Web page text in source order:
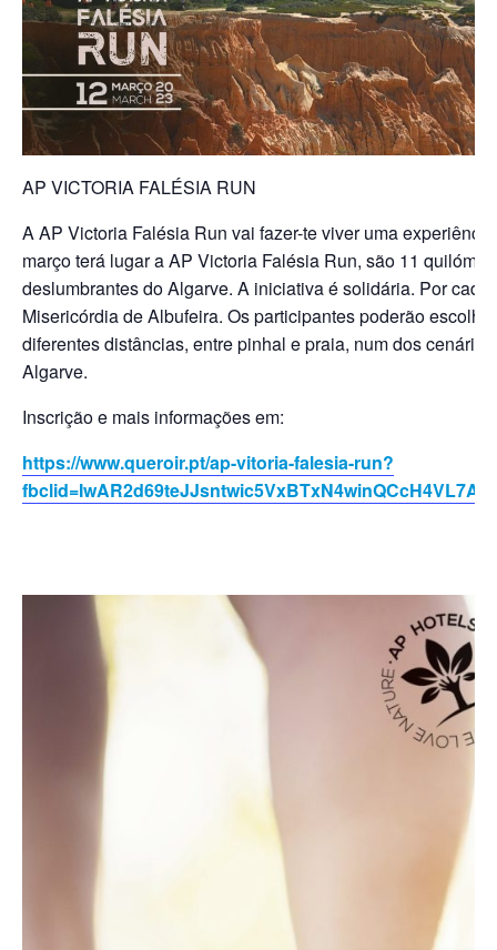
AP VICTORIA FALÉSIA RUN
A AP Victoria Falésia Run vai fazer-te viver uma
março terá lugar a AP Victoria Falésia Run, são 11
deslumbrantes do Algarve. A iniciativa é solidária. Por
Misericórdia de Albufeira. Os participantes poderão
diferentes distâncias, entre pinhal e praia, num dos
Algarve.
Inscrição e mais informações em:
https://www.queroir.pt/ap-vitoria-falesia-run?